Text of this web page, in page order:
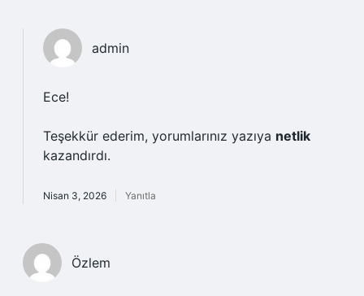
admin
Ece!
Teşekkür ederim, yorumlarınız yazıya netlik
kazandırdı.
Nisan 3, 2026 Yanıtla
Özlem